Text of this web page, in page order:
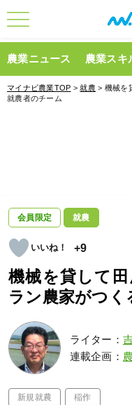
農業ニュース 農業スキ
マイナビ農業TOP >就農 > 機械を
就農者のチーム
会員限定 就農
+9
機械を貸して
ラン農家がつく
ライター：
連載企画：
新規就農 稲作